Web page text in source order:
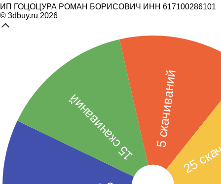
ИП ГОЦОЦУРА РОМАН БОРИСОВИЧ ИНН 617100286101
© 3dbuy.ru 2026